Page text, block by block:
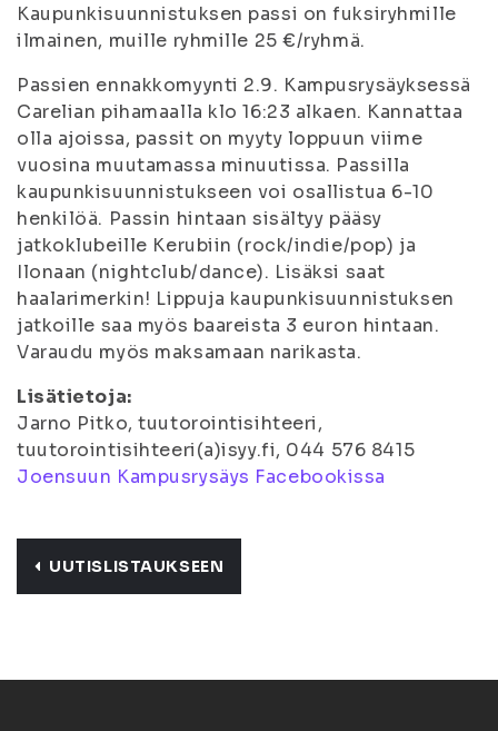
Kaupunkisuunnistuksen passi on fuksiryhmille
ilmainen, muille ryhmille 25 €/ryhmä.
Passien ennakkomyynti 2.9. Kampusrysäyksessä
Carelian pihamaalla klo 16:23 alkaen. Kannattaa
olla ajoissa, passit on myyty loppuun viime
vuosina muutamassa minuutissa. Passilla
kaupunkisuunnistukseen voi osallistua 6-10
henkilöä. Passin hintaan sisältyy pääsy
jatkoklubeille Kerubiin (rock/indie/pop) ja
Ilonaan (nightclub/dance). Lisäksi saat
haalarimerkin! Lippuja kaupunkisuunnistuksen
jatkoille saa myös baareista 3 euron hintaan.
Varaudu myös maksamaan narikasta.
Lisätietoja:
Jarno Pitko, tuutorointisihteeri,
tuutorointisihteeri(a)isyy.fi, 044 576 8415
Joensuun Kampusrysäys Facebookissa
UUTISLISTAUKSEEN